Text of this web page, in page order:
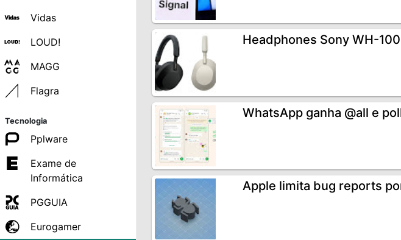
Vidas
LOUD!
MAGG
Flagra
Tecnologia
Pplware
Exame de
Informática
PGGUIA
Eurogamer
Headphones Sony WH-
WhatsApp ganha @all e
Apple limita bug reports